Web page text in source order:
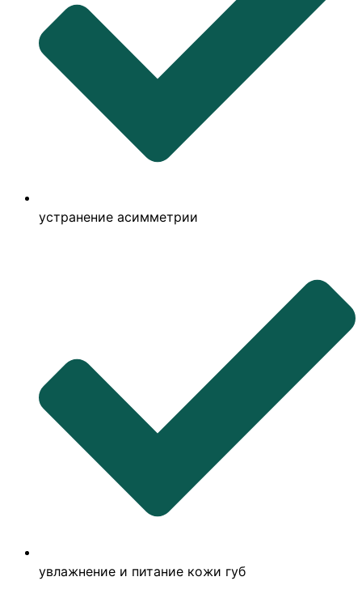
устранение асимметрии
увлажнение и питание кожи губ